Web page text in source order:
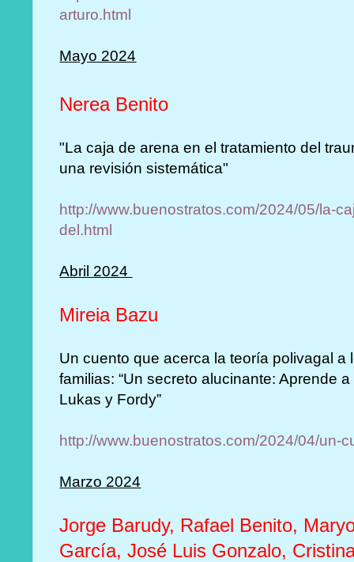
arturo.html
Mayo 2024
Nerea Benito
"La caja de arena en el tratamiento del
una revisión sistemática"
http://www.buenostratos.com/2024/05/la-
del.html
Abril 2024
Mireia Bazu
Un cuento que acerca la teoría polivagal a
familias: “Un secreto alucinante: Aprende
Lukas y Fordy”
http://www.buenostratos.com/2024/04/un-
Marzo 2024
Jorge Barudy, Rafael Benito,
García, José Luis Gonzalo,